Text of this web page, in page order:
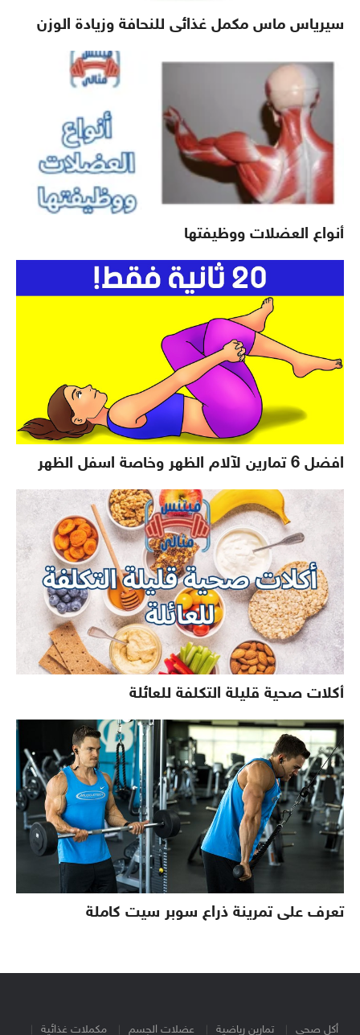
سيرياس ماس مكمل غذائى للنحافة وزيادة الوزن
أنواع العضلات ووظيفتها
افضل 6 تمارين لآلام الظهر وخاصة اسفل الظهر
أكلات صحية قليلة التكلفة للعائلة
تعرف على تمرينة ذراع سوبر سيت كاملة
أكل صحى تمارين رياضية عضلات الجسم مكملات غذائية